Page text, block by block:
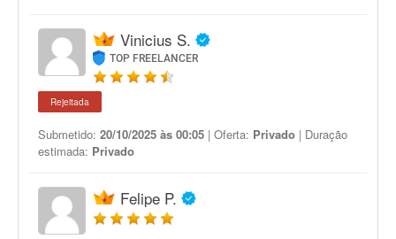
Vinicius S.
TOP FREELANCER
Rejeitada
Submetido: 20/10/2025 às 00:05 | Oferta: Privado | Duração
estimada: Privado
Felipe P.